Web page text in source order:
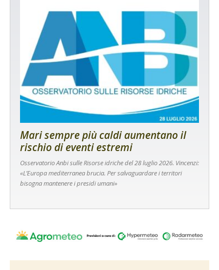
Mari sempre più caldi aumentano il
rischio di eventi estremi
Osservatorio Anbi sulle Risorse idriche del 28 luglio 2026. Vincenzi:
«L’Europa mediterranea brucia. Per salvaguardare i territori
bisogna mantenere i presidi umani»